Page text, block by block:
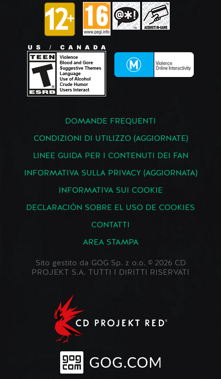
DOMANDE FREQUENTI
CONDIZIONI DI UTILIZZO (AGGIORNATE)
LINEE GUIDA PER I CONTENUTI DEI FAN
INFORMATIVA SULLA PRIVACY (AGGIORNATA)
INFORMATIVA SUI COOKIE
DECLARACIÓN SOBRE EL USO DE COOKIES
CONTATTI
AREA STAMPA
Sito gestito da GOG Sp. z o.o. © 2026 CD
PROJEKT S.A. TUTTI I DIRITTI RISERVATI